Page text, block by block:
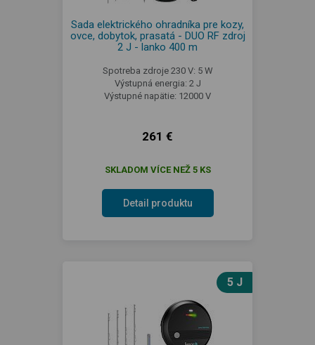
Sada elektrického ohradníka pre kozy,
ovce, dobytok, prasatá - DUO RF zdroj
2 J - lanko 400 m
Spotreba zdroje 230 V: 5 W
Výstupná energia: 2 J
Výstupné napätie: 12000 V
261 €
SKLADOM VÍCE NEŽ 5 KS
Detail produktu
5 J